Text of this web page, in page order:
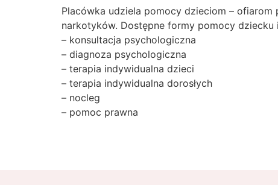
Placówka udziela pomocy dzieciom –
narkotyków. Dostępne formy pomocy dziecku
– konsultacja psychologiczna
– diagnoza psychologiczna
– terapia indywidualna dzieci
– terapia indywidualna dorosłych
– nocleg
– pomoc prawna